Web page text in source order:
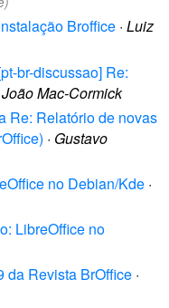
Broffice · Luiz
br-discussao] Re:
João Mac-Cormick
Re: Relatório de novas
· Gustavo
no Debian/Kde ·
LibreOffice no
da Revista BrOffice ·